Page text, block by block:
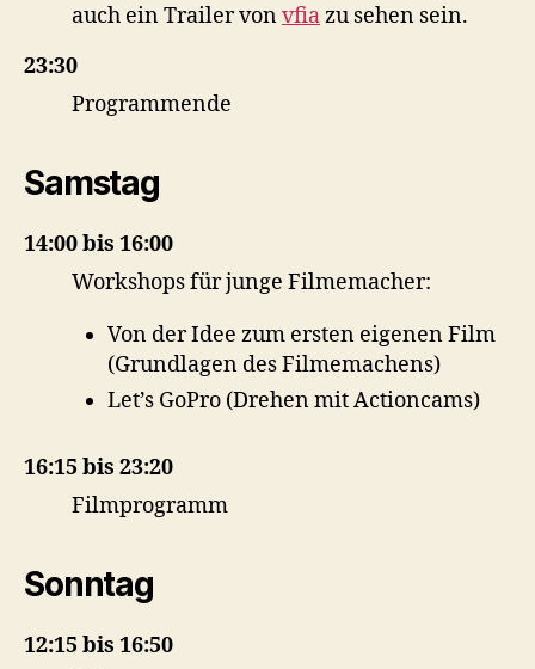
auch ein Trailer vonvfiazu sehen sein.
23:30
Programmende
Samstag
14:00 bis 16:00
Workshops für junge Filmemacher:
Von der Idee zum ersten eigenen Film
(Grundlagen des Filmemachens)
Let’s GoPro (Drehen mit Actioncams)
16:15 bis 23:20
Filmprogramm
Sonntag
12:15 bis 16:50